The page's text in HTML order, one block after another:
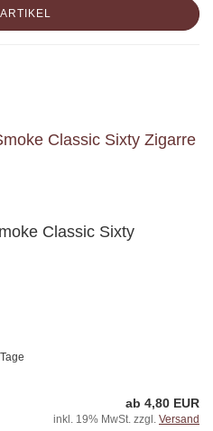
Classic Sixty
ab 4,80 EUR
inkl. 19% MwSt. zzgl. Versand